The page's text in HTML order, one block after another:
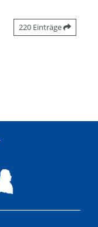
220 Einträge